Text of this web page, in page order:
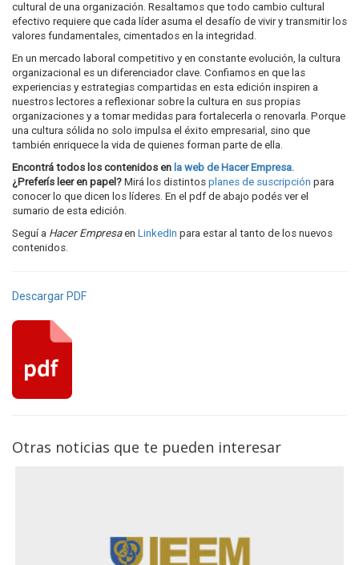
cultural de una organización. Resaltamos que todo cambio cultural
efectivo requiere que cada líder asuma el desafío de vivir y transmitir los
valores fundamentales, cimentados en la integridad.
En un mercado laboral competitivo y en constante evolución, la cultura
organizacional es un diferenciador clave. Confiamos en que las
experiencias y estrategias compartidas en esta edición inspiren a
nuestros lectores a reflexionar sobre la cultura en sus propias
organizaciones y a tomar medidas para fortalecerla o renovarla. Porque
una cultura sólida no solo impulsa el éxito empresarial, sino que
también enriquece la vida de quienes forman parte de ella.
Encontrá todos los contenidos en la web de Hacer Empresa.
¿Preferís leer en papel? Mirá los distintos planes de suscripción para
conocer lo que dicen los líderes. En el pdf de abajo podés ver el
sumario de esta edición.
Seguí a Hacer Empresaen LinkedIn para estar al tanto de los nuevos
contenidos.
Descargar PDF
Otras noticias que te pueden interesar